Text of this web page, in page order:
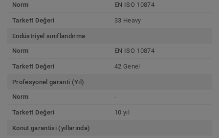
Norm
EN ISO 10874
Tarkett Değeri 33 Heavy
Endüstriyel sınıflandırma
Norm
EN ISO 10874
Tarkett Değeri 42 Genel
Profesyonel garanti (Yıl)
Norm
-
Tarkett Değeri 10 yıl
Konut garantisi (yıllarında)